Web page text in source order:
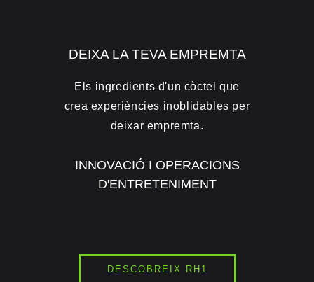
DEIXA LA TEVA EMPREMTA
Els ingredients d'un còctel que
crea experiències inoblidables per
deixar empremta.
INNOVACIÓ I OPERACIONS
D'ENTRETENIMENT
DESCOBREIX RH1